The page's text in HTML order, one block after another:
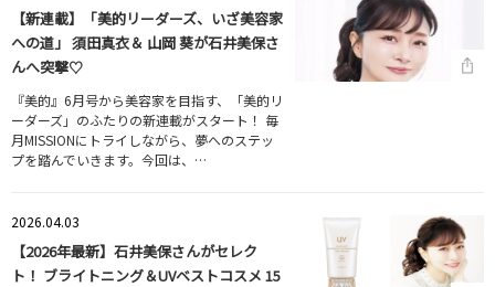
【新連載】「美的リーダーズ、いざ美容家
への道」 須田真衣＆ 山岡 葵が石井美保さ
んへ突撃♡
『美的』6月号から美容家を目指す、「美的リ
ーダーズ」のふたりの新連載がスタート！ 毎
月MISSIONにトライしながら、夢へのステッ
プを踏んでいきます。今回は、…
2026.04.03
【2026年最新】石井美保さんがセレク
ト！ ブライトニング＆UVベストコスメ 15